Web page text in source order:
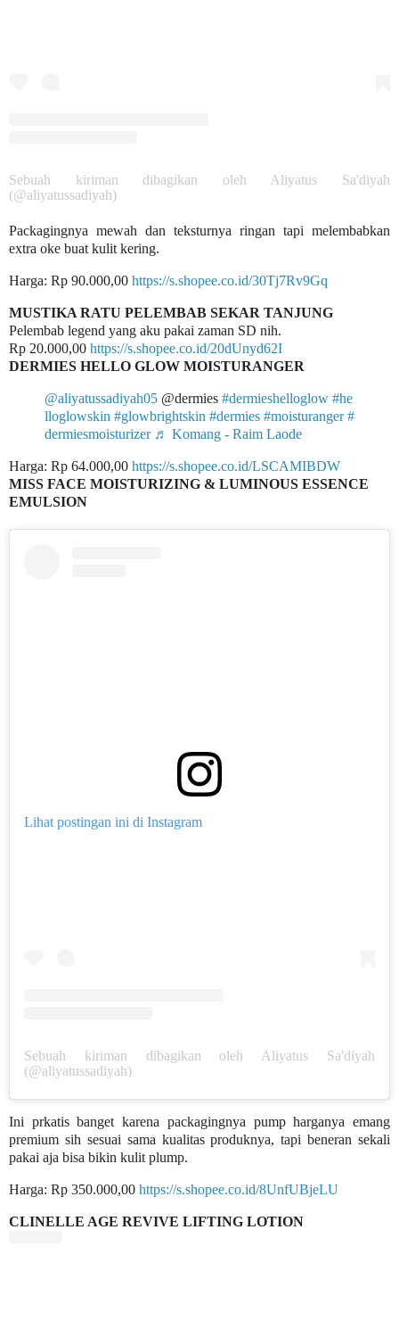
Sebuah kiriman dibagikan oleh Aliyatus Sa'diyah
(@aliyatussadiyah)
Packagingnya mewah dan teksturnya ringan tapi melembabkan
extra oke buat kulit kering.
Harga: Rp 90.000,00 https://s.shopee.co.id/30Tj7Rv9Gq
MUSTIKA RATU PELEMBAB SEKAR TANJUNG
Pelembab legend yang aku pakai zaman SD nih.
Rp 20.000,00 https://s.shopee.co.id/20dUnyd62I
DERMIES HELLO GLOW MOISTURANGER
@aliyatussadiyah05 @dermies #dermieshelloglow #he
lloglowskin #glowbrightskin #dermies #moisturanger #
dermiesmoisturizer ♬ Komang - Raim Laode
Harga: Rp 64.000,00 https://s.shopee.co.id/LSCAMIBDW
MISS FACE MOISTURIZING & LUMINOUS ESSENCE
EMULSION
Lihat postingan ini di Instagram
Sebuah kiriman dibagikan oleh Aliyatus Sa'diyah
(@aliyatussadiyah)
Ini prkatis banget karena packagingnya pump harganya emang
premium sih sesuai sama kualitas produknya, tapi beneran sekali
pakai aja bisa bikin kulit plump.
Harga: Rp 350.000,00 https://s.shopee.co.id/8UnfUBjeLU
CLINELLE AGE REVIVE LIFTING LOTION